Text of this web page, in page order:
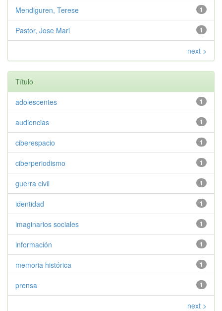
1
Mendiguren, Terese
1
Pastor, Jose Mari
next >
Título
1
adolescentes
1
audiencias
1
ciberespacio
1
ciberperiodismo
1
guerra civil
1
identidad
1
imaginarios sociales
1
información
1
memoria histórica
1
prensa
next >